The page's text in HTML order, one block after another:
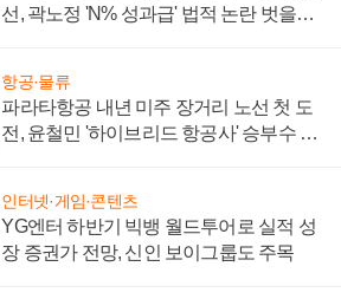
선, 곽노정 'N% 성과급' 법적 논란 벗을지
항공·물류
파라타항공 내년 미주 장거리 노선 첫 도
전, 윤철민 '하이브리드 항공사' 승부수 통
인터넷·게임·콘텐츠
YG엔터 하반기 빅뱅 월드투어로 실적 성
장 증권가 전망, 신인 보이그룹도 주목